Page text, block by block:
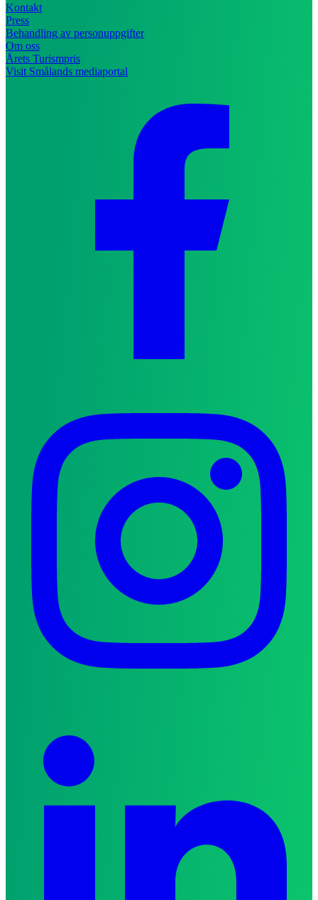
Kontakt
Press
Behandling av personuppgifter
Om oss
Årets Turismpris
Visit Smålands mediaportal